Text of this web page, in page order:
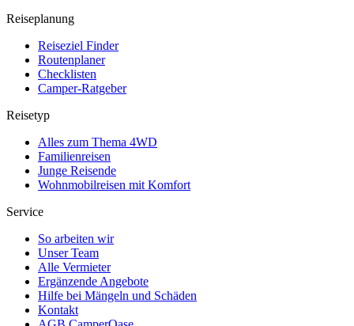
Reiseplanung
Reiseziel Finder
Routenplaner
Checklisten
Camper-Ratgeber
Reisetyp
Alles zum Thema 4WD
Familienreisen
Junge Reisende
Wohnmobilreisen mit Komfort
Service
So arbeiten wir
Unser Team
Alle Vermieter
Ergänzende Angebote
Hilfe bei Mängeln und Schäden
Kontakt